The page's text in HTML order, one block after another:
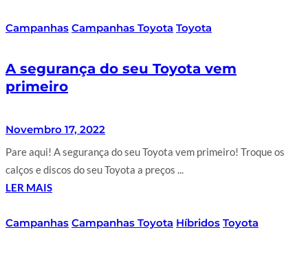
Campanhas Campanhas Toyota Toyota
A segurança do seu Toyota vem
primeiro
Novembro 17, 2022
Pare aqui! A segurança do seu Toyota vem primeiro! Troque os
calços e discos do seu Toyota a preços ...
LER MAIS
Campanhas Campanhas Toyota Híbridos Toyota